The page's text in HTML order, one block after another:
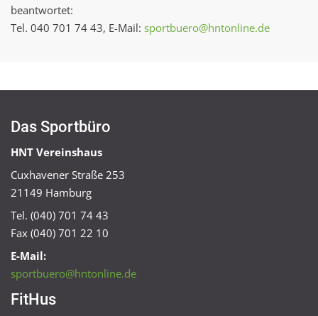
beantwortet:
Tel. 040 701 74 43, E-Mail: sportbuero@hntonline.de
Das Sportbüro
HNT Vereinshaus
Cuxhavener Straße 253
21149 Hamburg
Tel. (040) 701 74 43
Fax (040) 701 22 10
E-Mail:
sportbuero@hntonline.de
FitHus